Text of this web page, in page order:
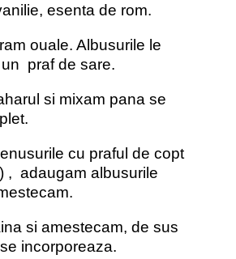
esenta de rom.
ouale. Albusurile le
praf de sare.
si mixam pana se
cu praful de copt
, adaugam albusurile
si amestecam, de sus
incorporeaza.